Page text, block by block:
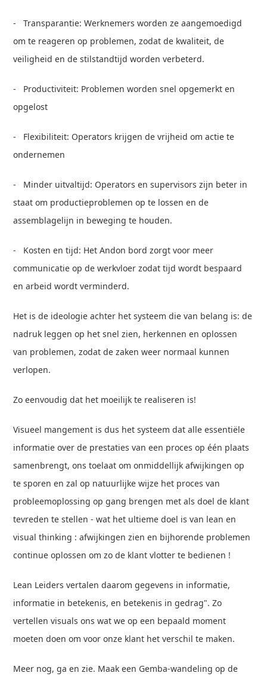
- Transparantie: Werknemers worden ze aangemoedigd
om te reageren op problemen, zodat de kwaliteit, de
veiligheid en de stilstandtijd worden verbeterd.
- Productiviteit: Problemen worden snel opgemerkt en
opgelost
- Flexibiliteit: Operators krijgen de vrijheid om actie te
ondernemen
- Minder uitvaltijd: Operators en supervisors zijn beter in
staat om productieproblemen op te lossen en de
assemblagelijn in beweging te houden.
- Kosten en tijd: Het Andon bord zorgt voor meer
communicatie op de werkvloer zodat tijd wordt bespaard
en arbeid wordt verminderd.
Het is de ideologie achter het systeem die van belang is: de
nadruk leggen op het snel zien, herkennen en oplossen
van problemen, zodat de zaken weer normaal kunnen
verlopen.
Zo eenvoudig dat het moeilijk te realiseren is!
Visueel mangement is dus het systeem dat alle essentiële
informatie over de prestaties van een proces op één plaats
samenbrengt, ons toelaat om onmiddellijk afwijkingen op
te sporen en zal op natuurlijke wijze het proces van
probleemoplossing op gang brengen met als doel de klant
tevreden te stellen - wat het ultieme doel is van lean en
visual thinking : afwijkingen zien en bijhorende problemen
continue oplossen om zo de klant vlotter te bedienen !
Lean Leiders vertalen daarom gegevens in informatie,
informatie in betekenis, en betekenis in gedrag". Zo
vertellen visuals ons wat we op een bepaald moment
moeten doen om voor onze klant het verschil te maken.
Meer nog, ga en zie. Maak een Gemba-wandeling op de